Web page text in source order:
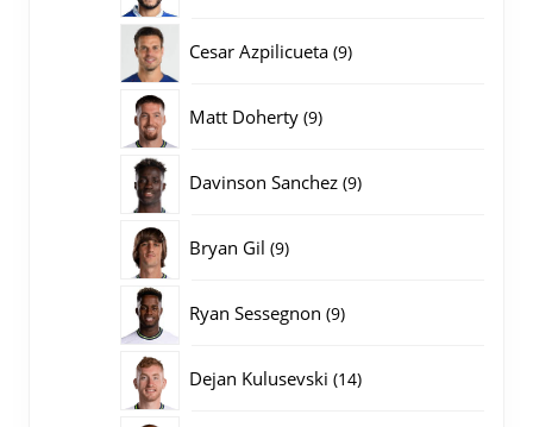
Cesar Azpilicueta 99
Matt Doherty 99
Davinson Sanchez 99
Bryan Gil 99
Ryan Sessegnon 99
Dejan Kulusevski 1414